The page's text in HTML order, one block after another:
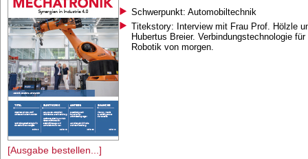
[Ausgabe bestellen...]
Schwerpunkt: Automobiltechnik
Titekstory: Interview mit Frau Prof. Hölzle
Hubertus Breier. Verbindungstechnologie für
Robotik von morgen.